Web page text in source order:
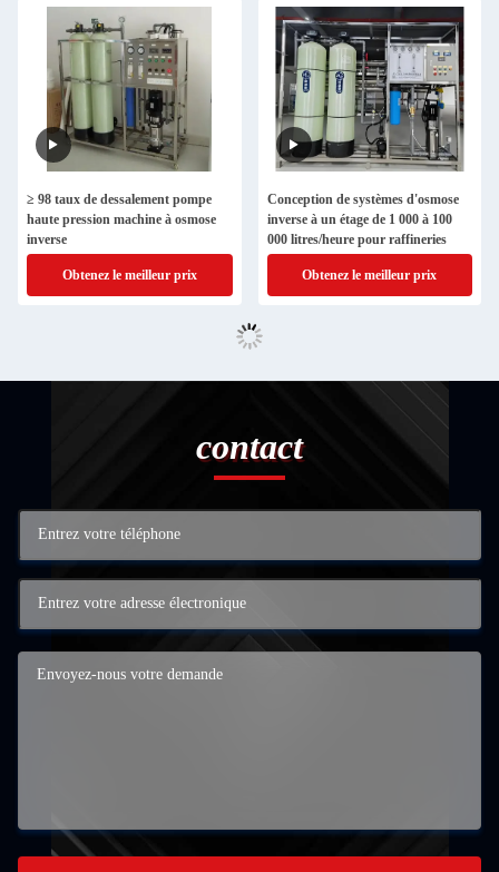
≥ 98 taux de dessalement pompe
haute pression machine à osmose
inverse
Obtenez le meilleur prix
Conception de systèmes d'osmose
inverse à un étage de 1 000 à 100
000 litres/heure pour raffineries
Obtenez le meilleur prix
contact